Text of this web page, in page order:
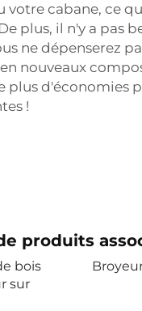
votre cabane, ce
plus, il n'y a pas
ne dépenserez
nouveaux
plus d'économies
!
produits
bois
sur